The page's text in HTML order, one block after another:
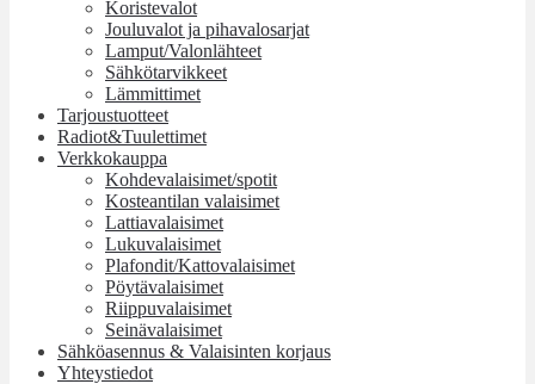
Koristevalot
Jouluvalot ja pihavalosarjat
Lamput/Valonlähteet
Sähkötarvikkeet
Lämmittimet
Tarjoustuotteet
Radiot&Tuulettimet
Verkkokauppa
Kohdevalaisimet/spotit
Kosteantilan valaisimet
Lattiavalaisimet
Lukuvalaisimet
Plafondit/Kattovalaisimet
Pöytävalaisimet
Riippuvalaisimet
Seinävalaisimet
Sähköasennus & Valaisinten korjaus
Yhteystiedot